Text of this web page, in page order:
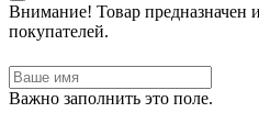
Внимание! Товар предназначен
покупателей.
Важно заполнить это поле.